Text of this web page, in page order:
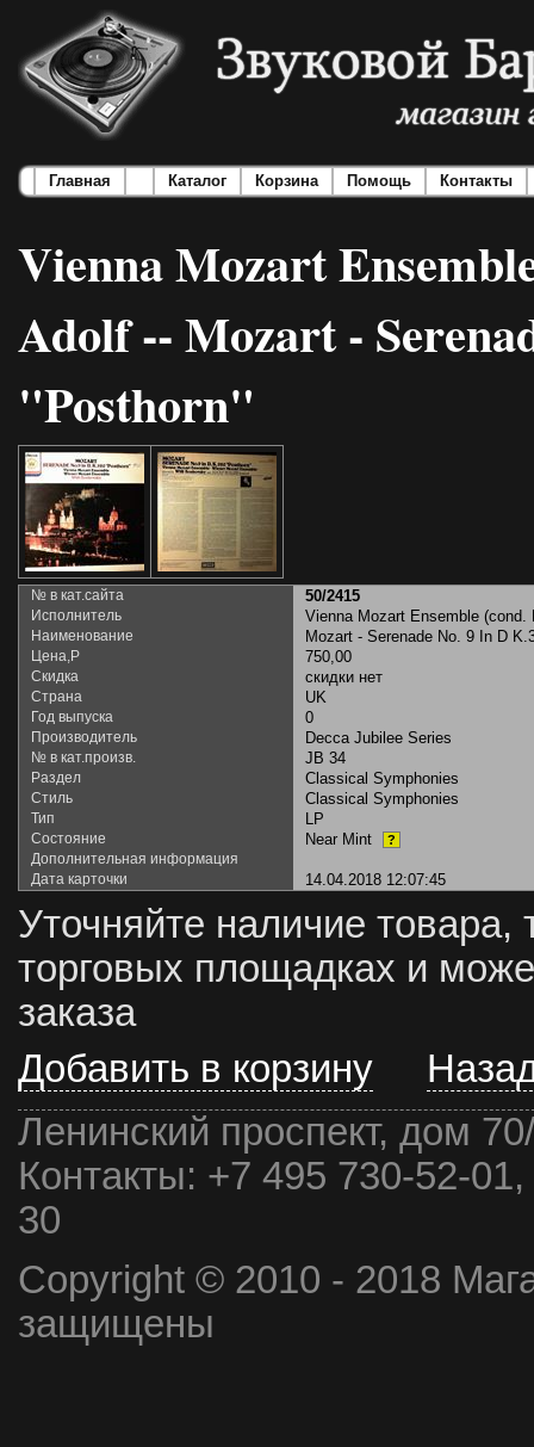
Главная Каталог Корзина Помощь Контакты
Vienna Mozart
Adolf -- Mozart -
"Posthorn"
№ в кат.сайта 50/2415
Исполнитель Vienna Mozart Ensemble
Наименование Mozart - Serenade No. 9 In D
Цена,Р 750,00
Скидка скидки нет
Страна UK
Год выпуска 0
Производитель Decca Jubilee Series
№ в кат.произв. JB 34
Раздел Classical Symphonies
Стиль Classical Symphonies
Тип LP
Состояние Near Mint ?
Дополнительная информация
Дата карточки
14.04.2018 12:07:45
Уточняйте наличие товара,
торговых площадках и
заказа
Добавить в корзину
Ленинский проспект, дом
Контакты: +7 495 730-52-
30
Copyright © 2010 - 2018
защищены